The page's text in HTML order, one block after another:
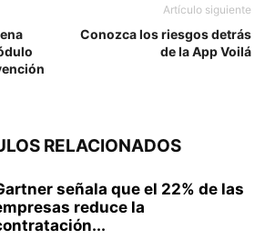
Artículo siguiente
Conozca los riesgos detrás
de la App Voilá
RELACIONADOS
señala que el 22% de las
reduce la